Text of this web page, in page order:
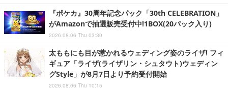
『ポケカ』30周年記念パック「30th CELEBRATION」
がAmazonで抽選販売受付中!1BOX(20パック入り)
2026.08.06 Thu 03:30
太ももにも目が惹かれるウェディング姿のライザ! フィ
ギュア「ライザ(ライザリン・シュタウト)ウェディン
グStyle」が8月7日より予約受付開始
2026.08.06 Thu 10:15